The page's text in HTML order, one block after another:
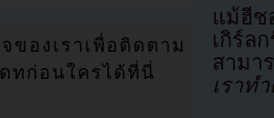
แม้ฮีช
เกิร์ล
สามา
เราท
ของเราเพื่อติดตาม
ทก่อนใครได้ที่นี่